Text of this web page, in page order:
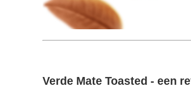
Verde Mate Toasted - een